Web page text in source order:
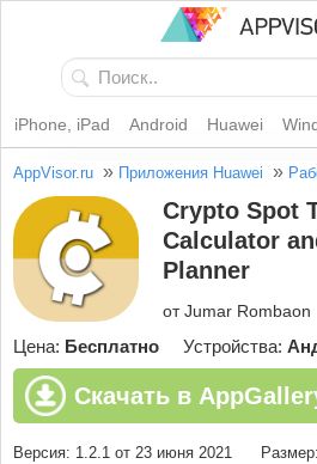
iPhone, iPad Android Huawei
AppVisor.ru » Приложения Huawei »
Crypto Spot
Calculator
Planner
от Jumar Rombaon
Цена: Бесплатно Устройства:
Скачать в
Версия: 1.2.1 от 23 июня 2021